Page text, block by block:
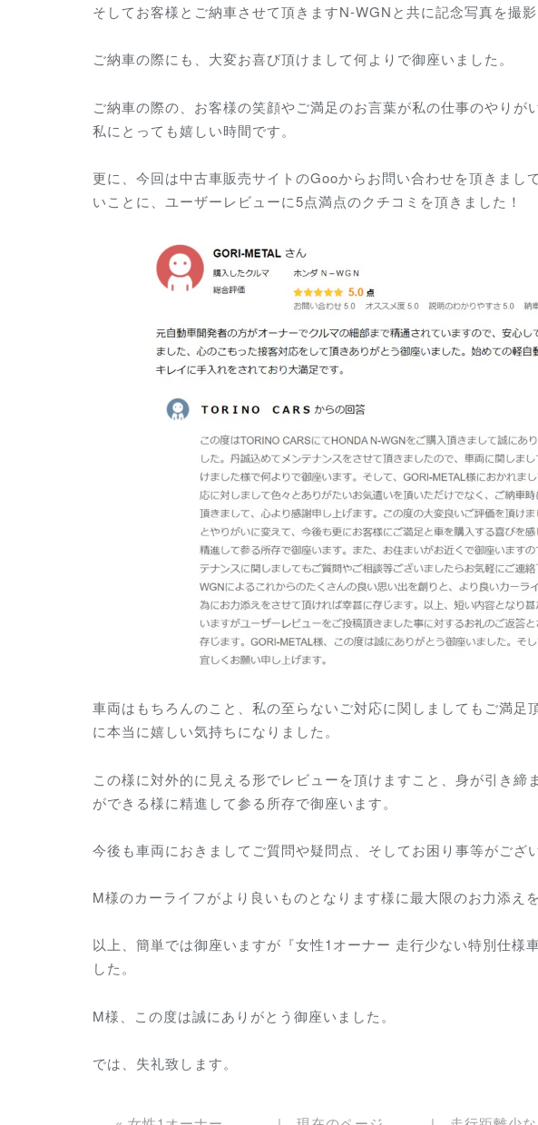
そしてお客様とご納車させて頂きますN-WGNと共に記念写真を撮
ご納車の際にも、大変お喜び頂けまして何よりで御座いました。
ご納車の際の、お客様の笑顔やご満足のお言葉が私の仕事のやり
私にとっても嬉しい時間です。
更に、今回は中古車販売サイトのGooからお問い合わせを頂きまし
いことに、ユーザーレビューに5点満点のクチコミを頂きました！
車両はもちろんのこと、私の至らないご対応に関しましてもご満
に本当に嬉しい気持ちになりました。
この様に対外的に見える形でレビューを頂けますこと、身が引き
ができる様に精進して参る所存で御座います。
今後も車両におきましてご質問や疑問点、そしてお困り事等がござ
M様のカーライフがより良いものとなります様に最大限のお力添え
以上、簡単では御座いますが『女性1オーナー 走行少ない特別仕
した。
M様、この度は誠にありがとう御座いました。
では、失礼致します。